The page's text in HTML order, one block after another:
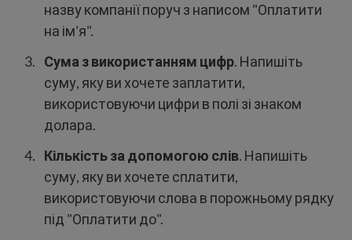
назву компанії поруч з написом "Оплатити
на ім'я".
Сума з використанням цифр. Напишіть
суму, яку ви хочете заплатити,
використовуючи цифри в полі зі знаком
долара.
Кількість за допомогою слів. Напишіть
суму, яку ви хочете сплатити,
використовуючи слова в порожньому рядку
під "Оплатити до".